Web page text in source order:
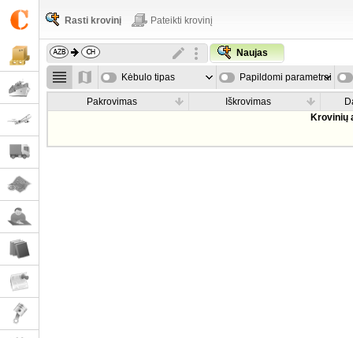
Rasti krovinį Pateikti krovinį
Naujas
Kėbulo tipas Papildomi parametrai
Pakrovimas Iškrovimas
Krovinių